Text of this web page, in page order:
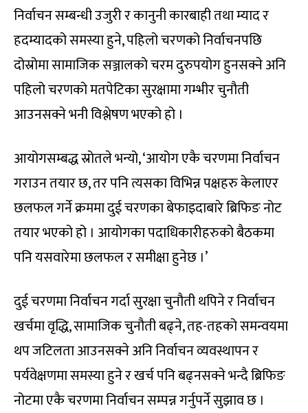
निर्वाचन सम्बन्धी उजुरी र कानुनी कारबाही तथा म्याद र
हदम्यादको समस्या हुने, पहिलो चरणको निर्वाचनपछि
दोस्रोमा सामाजिक सञ्जालको चरम दुरुपयोग हुनसक्ने अनि
पहिलो चरणको मतपेटिका सुरक्षामा गम्भीर चुनौती
आउनसक्ने भनी विश्लेषण भएको हो ।
आयोगसम्बद्ध स्रोतले भन्यो, ‘आयोग एकै चरणमा निर्वाचन
गराउन तयार छ, तर पनि त्यसका विभिन्न पक्षहरु केलाएर
छलफल गर्ने क्रममा दुई चरणका बेफाइदाबारे ब्रिफिङ नोट
तयार भएको हो । आयोगका पदाधिकारीहरुको बैठकमा
पनि यसवारेमा छलफल र समीक्षा हुनेछ ।’
दुई चरणमा निर्वाचन गर्दा सुरक्षा चुनौती थपिने र निर्वाचन
खर्चमा वृद्धि, सामाजिक चुनौती बढ्ने, तह-तहको समन्वयमा
थप जटिलता आउनसक्ने अनि निर्वाचन व्यवस्थापन र
पर्यवेक्षणमा समस्या हुने र खर्च पनि बढ्नसक्ने भन्दै ब्रिफिङ
नोटमा एकै चरणमा निर्वाचन सम्पन्न गर्नुपर्ने सुझाव छ ।